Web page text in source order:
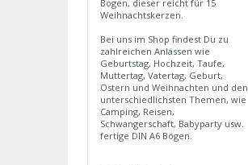
Bogen, dieser reicht für 15
Weihnachtskerzen.
Bei uns im Shop findest Du zu
zahlreichen Anlässen wie
Geburtstag, Hochzeit, Taufe,
Muttertag, Vatertag, Geburt,
Ostern und Weihnachten und den
unterschiedlichsten Themen, wie
Camping, Reisen,
Schwangerschaft, Babyparty usw.
fertige DIN A6 Bögen.